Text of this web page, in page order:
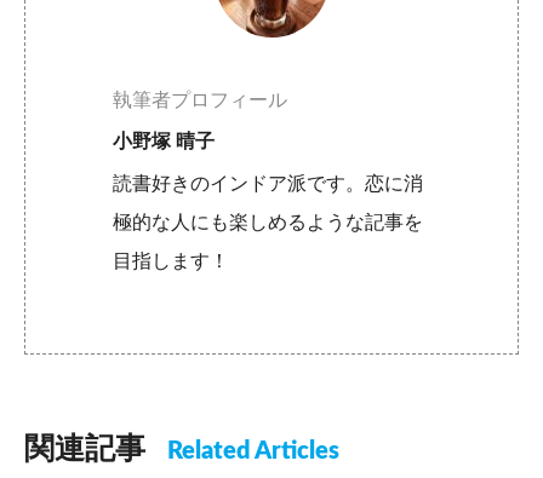
執筆者プロフィール
小野塚 晴子
読書好きのインドア派です。恋に消
極的な人にも楽しめるような記事を
目指します！
関連記事 Related Articles